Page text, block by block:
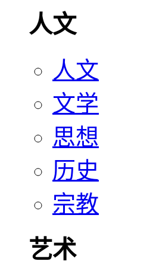
人文
人文
文学
思想
历史
宗教
艺术